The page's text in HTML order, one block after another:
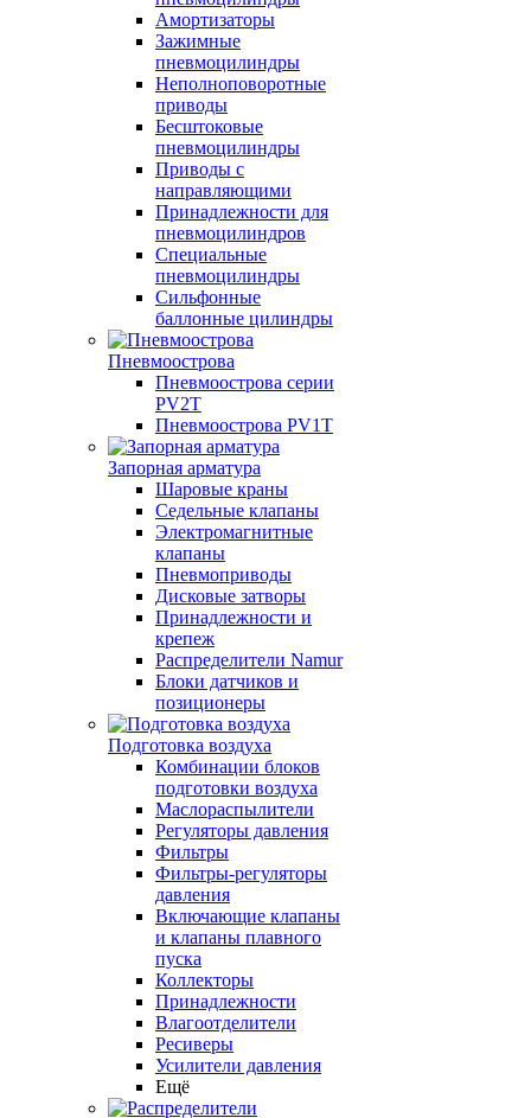
Амортизаторы
Зажимные
пневмоцилиндры
Неполноповоротные
приводы
Бесштоковые
пневмоцилиндры
Приводы с
направляющими
Принадлежности для
пневмоцилиндров
Специальные
пневмоцилиндры
Сильфонные
баллонные цилиндры
Пневмоострова
Пневмоострова серии
PV2T
Пневмоострова PV1T
Запорная арматура
Шаровые краны
Седельные клапаны
Электромагнитные
клапаны
Пневмоприводы
Дисковые затворы
Принадлежности и
крепеж
Распределители Namur
Блоки датчиков и
позиционеры
Подготовка воздуха
Комбинации блоков
подготовки воздуха
Маслораспылители
Регуляторы давления
Фильтры
Фильтры-регуляторы
давления
Включающие клапаны
и клапаны плавного
пуска
Коллекторы
Принадлежности
Влагоотделители
Ресиверы
Усилители давления
Ещё